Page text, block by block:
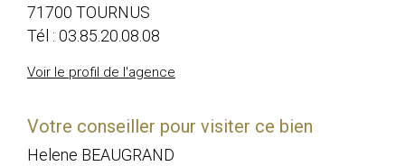
71700 TOURNUS
Tél : 03.85.20.08.08
Voir le profil de l'agence
Votre conseiller pour visiter ce bien
Helene BEAUGRAND